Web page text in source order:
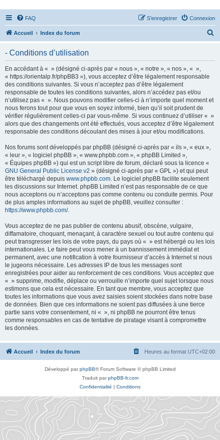
FAQ Connexion
S’enregistrer
Accueil Index du forum
- Conditions d’utilisation
En accédant à « » (désigné ci-après par « nous », « notre », « nos », « »,
« https://orientalp.fr/phpBB3 »), vous acceptez d’être légalement responsable
des conditions suivantes. Si vous n’acceptez pas d’être légalement
responsable de toutes les conditions suivantes, alors n’accédez pas et/ou
n’utilisez pas « ». Nous pouvons modifier celles-ci à n’importe quel moment et
nous ferons tout pour que vous en soyez informé, bien qu’il soit prudent de
vérifier régulièrement celles-ci par vous-même. Si vous continuez d’utiliser « »
alors que des changements ont été effectués, vous acceptez d’être légalement
responsable des conditions découlant des mises à jour et/ou modifications.
Nos forums sont développés par phpBB (désigné ci-après par « ils », « eux »,
« leur », « logiciel phpBB », « www.phpbb.com », « phpBB Limited »,
« Équipes phpBB ») qui est un script libre de forum, déclaré sous la licence «
GNU General Public License v2 » (désigné ci-après par « GPL ») et qui peut
être téléchargé depuis www.phpbb.com. Le logiciel phpBB facilite seulement
les discussions sur Internet. phpBB Limited n’est pas responsable de ce que
nous acceptons ou n’acceptons pas comme contenu ou conduite permis. Pour
de plus amples informations au sujet de phpBB, veuillez consulter :
https://www.phpbb.com/.
Vous acceptez de ne pas publier de contenu abusif, obscène, vulgaire,
diffamatoire, choquant, menaçant, à caractère sexuel ou tout autre contenu qui
peut transgresser les lois de votre pays, du pays où « » est hébergé ou les lois
internationales. Le faire peut vous mener à un bannissement immédiat et
permanent, avec une notification à votre fournisseur d’accès à Internet si nous
le jugeons nécessaire. Les adresses IP de tous les messages sont
enregistrées pour aider au renforcement de ces conditions. Vous acceptez que
« » supprime, modifie, déplace ou verrouille n’importe quel sujet lorsque nous
estimons que cela est nécessaire. En tant que membre, vous acceptez que
toutes les informations que vous avez saisies soient stockées dans notre base
de données. Bien que ces informations ne soient pas diffusées à une tierce
partie sans votre consentement, ni « », ni phpBB ne pourront être tenus
comme responsables en cas de tentative de piratage visant à compromettre
les données.
Accueil Index du forum Heures au format UTC+02:00
Développé parphpBB® Forum Software © phpBB Limited
Traduit parphpBB-fr.com
Confidentialité | Conditions